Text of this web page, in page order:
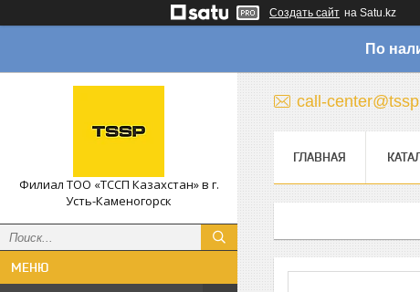
Создать сайт на Satu.kz
По
Филиал ТОО «ТССП Казахстан» в г.
Усть-Каменогорск
call-
ГЛАВНАЯ